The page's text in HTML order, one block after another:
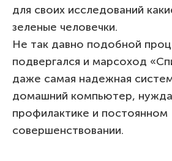
для своих исследований
зеленые человечки.
Не так давно подобной
подвергался и марсоход
даже самая надежная
домашний компьютер,
профилактике и постоянном
совершенствовании.